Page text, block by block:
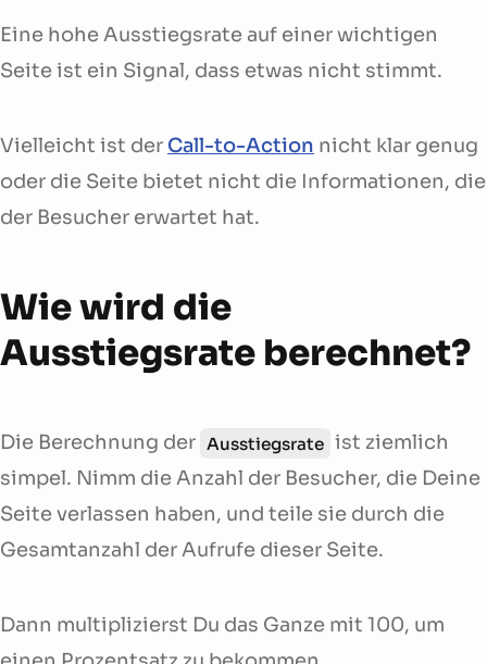
Eine hohe Ausstiegsrate auf einer wichtigen
Seite ist ein Signal, dass etwas nicht stimmt.
Vielleicht ist der Call-to-Action nicht klar genug
oder die Seite bietet nicht die Informationen, die
der Besucher erwartet hat.
Wie wird die
Ausstiegsrate berechnet?
Die Berechnung der Ausstiegsrate ist ziemlich
simpel. Nimm die Anzahl der Besucher, die Deine
Seite verlassen haben, und teile sie durch die
Gesamtanzahl der Aufrufe dieser Seite.
Dann multiplizierst Du das Ganze mit 100, um